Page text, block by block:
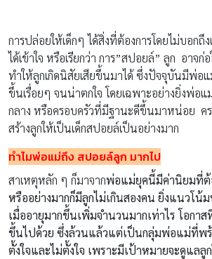
การปล่อยให้เด็กๆ ได้สิ่งที่ต้องการโดยไม่บอกถึ
ได้เข้าใจ หรือเรียกว่า การ”สปอยล์” ลูก อาจ
ทำให้ลูกเกิดนิสัยเสียขึ้นมาได้ ซึ่งปัจจุบันมีพ่อ
ขึ้นเรื่อยๆ จนน่าตกใจ โดยเฉพาะอย่างยิ่งพ่อ
กลาง หรือครอบครัวที่มีฐานะดีขึ้นมาหน่อย ค
สร้างลูกให้เป็นเด็กสปอยล์เป็นอย่างมาก
ทำไมพ่อแม่ถึง สปอยล์ลูก มากไป
สาเหตุหลัก ๆ ก็มาจากพ่อแม่ยุคนี้มีค่านิยมที่ต้
หรืออย่างมากก็มีลูกไม่เกินสองคน ยิ่งแนวโน้
เมื่ออายุมากขึ้นเพิ่มจำนวนมากเท่าไร โอกา
ขึ้นไปด้วย ซึ่งล้วนแล้วแต่เป็นกลุ่มพ่อแม่ที่พ
ตั้งใจและไม่ตั้งใจ เพราะมีเป้าหมายจะดูแลลู